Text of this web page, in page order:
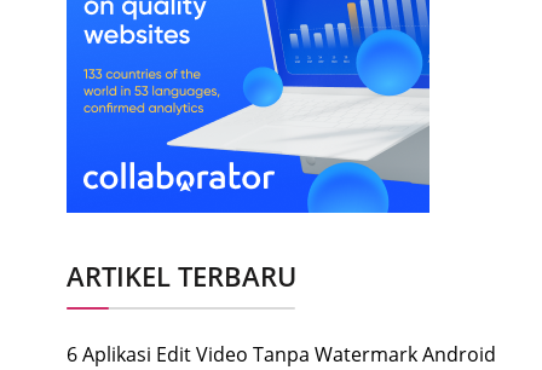
ARTIKEL TERBARU
6 Aplikasi Edit Video Tanpa Watermark Android